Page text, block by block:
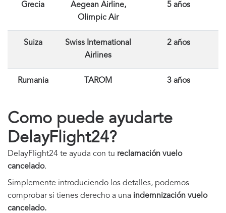
Grecia
Aegean Airline,
Olimpic Air
5 años
Suiza
Swiss International
Airlines
2 años
Rumania TAROM 3 años
Como puede ayudarte
DelayFlight24?
DelayFlight24 te ayuda con tu reclamación vuelo
cancelado.
Simplemente introduciendo los detalles, podemos
comprobar si tienes derecho a una indemnización vuelo
cancelado.